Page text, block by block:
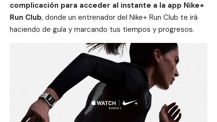
complicación para acceder al instante a la app Nike+
Run Club, donde un entrenador del Nike+ Run Club te irá
haciendo de guía y marcando tus tiempos y progresos.